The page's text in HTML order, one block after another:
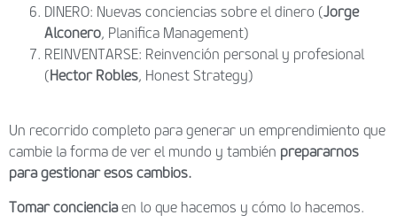
DINERO: Nuevas conciencias sobre el dinero (Jorge
Alconero, Planifica Management)
REINVENTARSE: Reinvención personal y profesional
(Hector Robles, Honest Strategy)
Un recorrido completo para generar un emprendimiento que
cambie la forma de ver el mundo y también prepararnos
para gestionar esos cambios.
Tomar concienciaen lo que hacemos y cómo lo hacemos.